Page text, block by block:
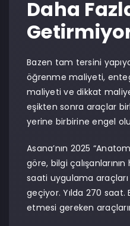
Daha
Bazen tam tersini
öğrenme maliyeti,
maliyeti ve dikkat
eşikten sonra araçlar
yerine birbirine engel
Asana’nın 2025
göre, bilgi
saati uygulama
geçiyor. Yılda 270 saat.
etmesi gereken